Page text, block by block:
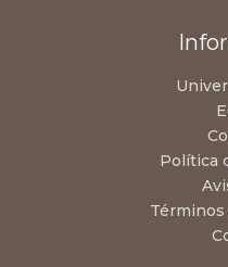
Política